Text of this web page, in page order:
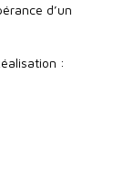
d’un
: